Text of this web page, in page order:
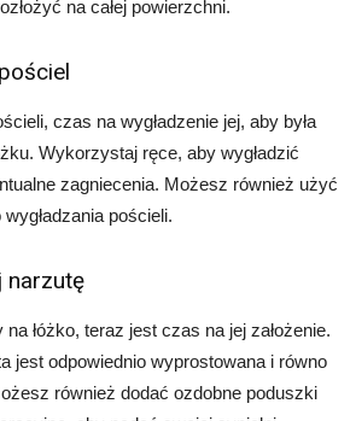
na całej powierzchni.
czas na wygładzenie jej, aby była
Wykorzystaj ręce, aby wygładzić
zagniecenia. Możesz również użyć
pościeli.
narzutę
łóżko, teraz jest czas na jej założenie.
jest odpowiednio wyprostowana i równo
również dodać ozdobne poduszki